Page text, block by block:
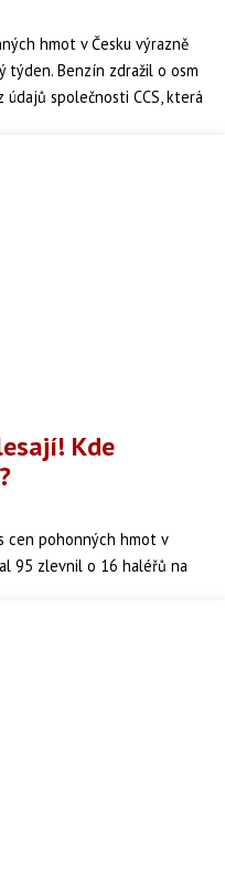
hmot v Česku výrazně
týden. Benzín zdražil o osm
společnosti CCS, která
Kde
cen pohonných hmot v
95 zlevnil o 16 haléřů na
koruny za litr. Připravili jsme